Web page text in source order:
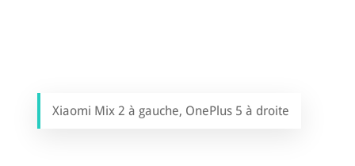
Xiaomi Mix 2 à gauche, OnePlus 5 à droite